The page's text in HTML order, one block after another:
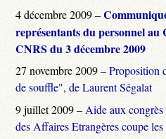
4 décembre 2009 –
représentants du personnel au
CNRS du 3 décembre 2009
27 novembre 2009 –Proposition
de souffle", de Laurent Ségalat
9 juillet 2009 – Aide aux
des Affaires Etrangères coupe les